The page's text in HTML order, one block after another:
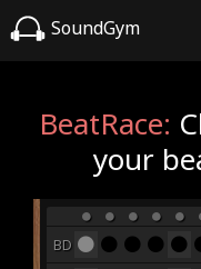
SoundGym
BeatRace:
your
BD